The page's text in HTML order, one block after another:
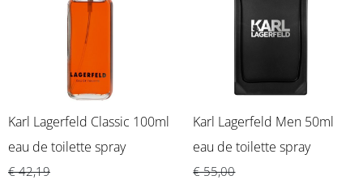
Karl Lagerfeld Classic 100ml
eau de toilette spray
€ 42,19
Karl Lagerfeld Men 50ml
eau de toilette spray
€ 55,00